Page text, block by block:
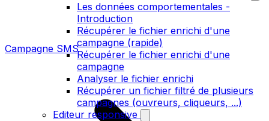
Les données comportementales -
Introduction
Récupérer le fichier enrichi d'une
campagne (rapide)
Récupérer le fichier enrichi d'une
campagne
Analyser le fichier enrichi
Récupérer un fichier filtré de plusieurs
campagnes (ouvreurs, cliqueurs, ...)
Editeur responsive
Campagne SMS